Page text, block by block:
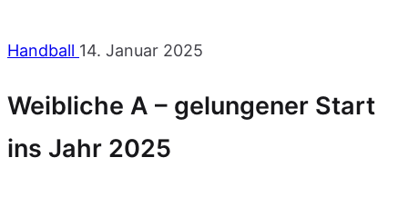
Handball 14. Januar 2025
Weibliche A – gelungener Start
ins Jahr 2025